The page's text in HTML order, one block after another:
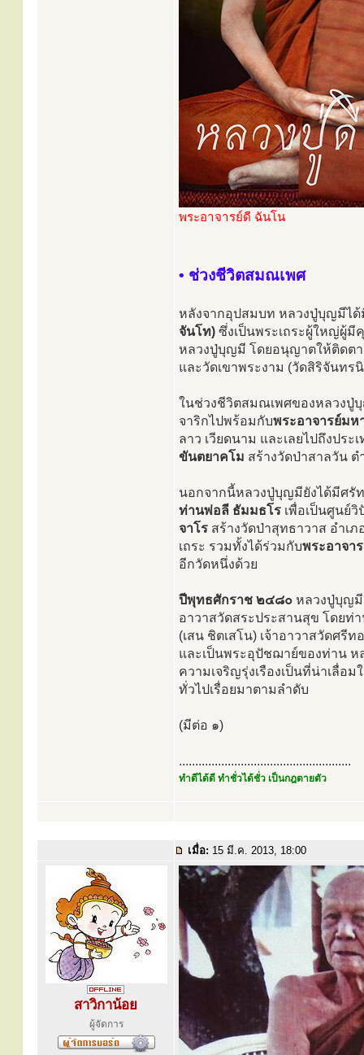
พระอาจารย์ดี ฉันโน
• ช่วงชีวิตสมณเพศ
หลังจากอุปสมบท หลวงปู่บุญมีไ
จันโท) ซึ่งเป็นพระเถระผู้ใหญ่ผู้
หลวงปู่บุญมี โดยอนุญาตให้ติดต
และวัดเขาพระงาม (วัดสิริจันทร
ในช่วงชีวิตสมณเพศของหลวงปู่
จาริกไปพร้อมกับพระอาจารย์มห
ลาว เวียดนาม และเลยไปถึงปร
ขันตยาคโม สร้างวัดป่าสาลวัน ต
นอกจากนี้หลวงปู่บุญมียังได้มีศรั
ท่านพ่อลี ธัมมธโร เพื่อเป็นศูนย์
จาโร สร้างวัดป่าสุทธาวาส อำเ
เถระ รวมทั้งได้ร่วมกับพระอาจา
อีกวัดหนึ่งด้วย
ปีพุทธศักราช ๒๔๘๐ หลวงปู่บุญมี
อาวาสวัดสระประสานสุข โดย
(เสน ชิตเสโน) เจ้าอาวาสวัดศรี
และเป็นพระอุปัชฌาย์ของท่าน
ความเจริญรุ่งเรืองเป็นที่น่าเลื่อ
ทั่วไปเรื่อยมาตามลำดับ
(มีต่อ ๑)
.....................................................
ทำดีได้ดี ทำชั่วได้ชั่ว เป็นกฎตายตัว
เมื่อ: 15 มี.ค. 2013, 18:00
สาวิกาน้อย
ผู้จัดการ